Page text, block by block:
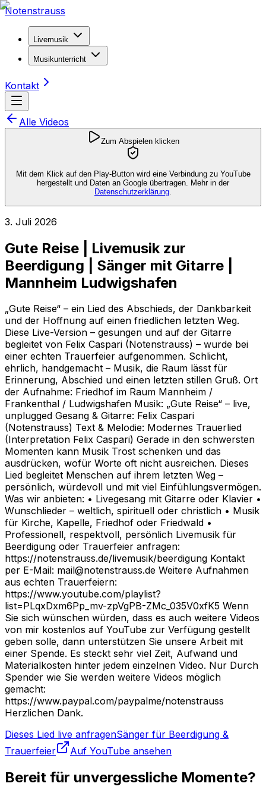
Notenstrauss
Livemusik
Musikunterricht
Kontakt
Alle Videos
Zum Abspielen klicken
Mit dem Klick auf den Play-Button wird eine Verbindung zu YouTube
hergestellt und Daten an Google übertragen. Mehr in der
Datenschutzerklärung.
3. Juli 2026
Gute Reise | Livemusik zur
Beerdigung | Sänger mit Gitarre |
Mannheim Ludwigshafen
„Gute Reise“ – ein Lied des Abschieds, der Dankbarkeit
und der Hoffnung auf einen friedlichen letzten Weg.
Diese Live-Version – gesungen und auf der Gitarre
begleitet von Felix Caspari (Notenstrauss) – wurde bei
einer echten Trauerfeier aufgenommen. Schlicht,
ehrlich, handgemacht – Musik, die Raum lässt für
Erinnerung, Abschied und einen letzten stillen Gruß. Ort
der Aufnahme: Friedhof im Raum Mannheim /
Frankenthal / Ludwigshafen Musik: „Gute Reise“ – live,
unplugged Gesang & Gitarre: Felix Caspari
(Notenstrauss) Text & Melodie: Modernes Trauerlied
(Interpretation Felix Caspari) Gerade in den schwersten
Momenten kann Musik Trost schenken und das
ausdrücken, wofür Worte oft nicht ausreichen. Dieses
Lied begleitet Menschen auf ihrem letzten Weg –
persönlich, würdevoll und mit viel Einfühlungsvermögen.
Was wir anbieten: • Livegesang mit Gitarre oder Klavier •
Wunschlieder – weltlich, spirituell oder christlich • Musik
für Kirche, Kapelle, Friedhof oder Friedwald •
Professionell, respektvoll, persönlich Livemusik für
Beerdigung oder Trauerfeier anfragen:
https://notenstrauss.de/livemusik/beerdigung Kontakt
per E-Mail: mail@notenstrauss.de Weitere Aufnahmen
aus echten Trauerfeiern:
https://www.youtube.com/playlist?
list=PLqxDxm6Pp_mv-zpVgPB-ZMc_035V0xfK5 Wenn
Sie sich wünschen würden, dass es auch weitere Videos
von mir kostenlos auf YouTube zur Verfügung gestellt
geben solle, dann unterstützen Sie unsere Arbeit mit
einer Spende. Es steckt sehr viel Zeit, Aufwand und
Materialkosten hinter jedem einzelnen Video. Nur Durch
Spender wie Sie werden weitere Videos möglich
gemacht:
https://www.paypal.com/paypalme/notenstrauss
Herzlichen Dank.
Dieses Lied live anfragenSänger für Beerdigung &
Trauerfeier
Auf YouTube ansehen
Bereit für unvergessliche Momente?